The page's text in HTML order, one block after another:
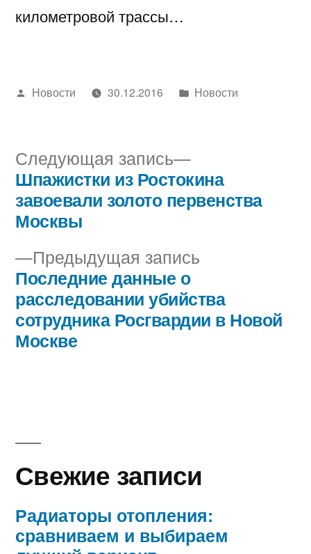
километровой трассы…
Написано
Новости 30.12.2016
Написано
Новости
Навигация
по
записям
Предыдущая запись
Последние данные о
расследовании убийства
сотрудника Росгвардии в Новой
Москве
Следующая запись
Следующая
запись:
Шпажистки из Ростокина
завоевали золото первенства
Москвы
Свежие записи
Радиаторы отопления:
сравниваем и выбираем